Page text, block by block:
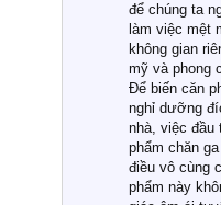
để chúng ta
làm việc mệt
không gian
mỹ và phong
Để biến căn
nghỉ dưỡng
nhà, việc đầu
phẩm chăn
điều vô cùng
phẩm này